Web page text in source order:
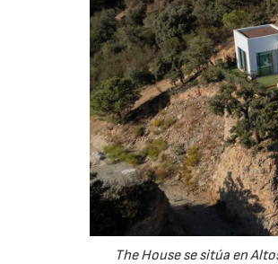
The House se sitúa en